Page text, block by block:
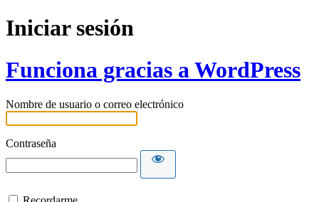
Iniciar sesión
Funciona gracias a WordPress
Nombre de usuario o correo electrónico
Contraseña